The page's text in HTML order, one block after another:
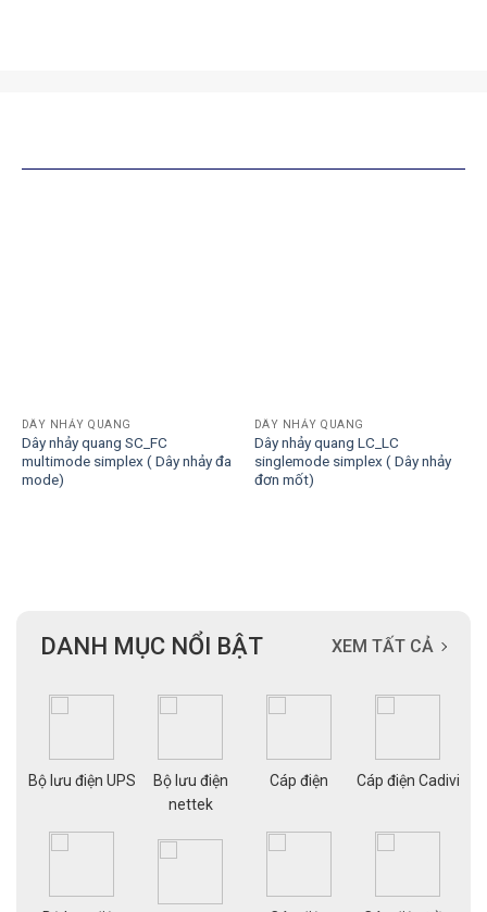
DÂY NHẢY QUANG
Dây nhảy quang SC_FC
multimode simplex ( Dây nhảy đa
mode)
DÂY NHẢY QUANG
Dây nhảy quang LC_LC
singlemode simplex ( Dây nhảy
đơn mốt)
DANH MỤC NỔI BẬT XEM TẤT CẢ
Bộ lưu điện UPS
Bộ lưu điện
nettek
Cáp điện Cáp điện Cadivi